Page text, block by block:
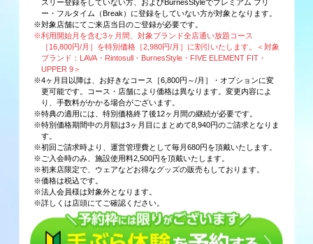
スリー登録をしていない方、およびBurnesStyleでプレミアム フリ
ー・フルタイム（Break）に登録をしていない方が対象となります。
※対象店舗にてご来店当日のご登録が必要です。
※利用開始月を含む3ヶ月間、対象ブランド全店通い放題コース
［16,800円/月］を特別価格［2,980円/月］に割引いたします。＜対象
ブランド：LAVA・Rintosull・BurnesStyle・FIVE ELEMENT FIT・
UPPER 9＞
※4ヶ月目以降は、お好きなコース［6,800円～/月］・オプションに変
更可能です。コース・店舗により価格は異なります。変更内容によ
り、手数料がかかる場合がございます。
※特典の適用には、特別価格終了後12ヶ月間の継続が必要です。
※特別価格期間中の月額は3ヶ月目にまとめて8,940円のご請求となりま
す。
※初回ご請求時より、運営管理費として毎月680円を頂戴いたします。
※ご入会時のみ、施設使用料2,500円を頂戴いたします。
※初来店限定で、ウェアなどお得なグッズの販売もしております。
※価格は税込です。
※法人会員様は対象外となります。
※詳しくは店頭にてご確認ください。